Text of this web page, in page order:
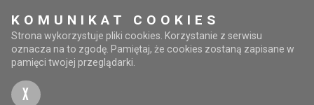
KOMUNIKAT COOKIES
Strona wykorzystuje pliki cookies. Korzystanie z serwisu
oznacza na to zgodę. Pamiętaj, że cookies zostaną zapisane w
pamięci twojej przeglądarki.
X